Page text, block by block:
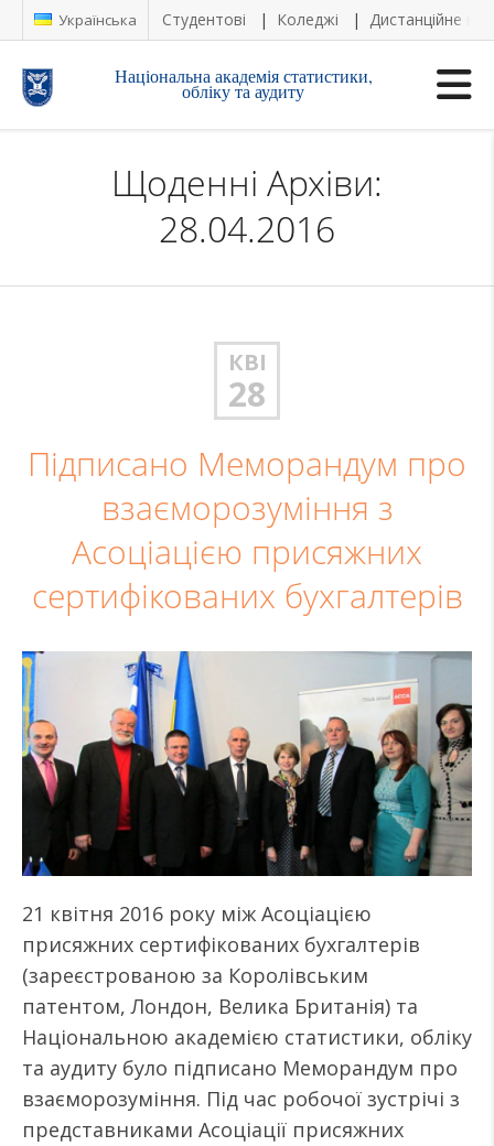
Українська Студентові Коледжі Дистанційне
Національна академія статистики,
обліку та аудиту
Щоденні Архіви:
28.04.2016
КВІ
28
Підписано Меморандум про
взаєморозуміння з
Асоціацією присяжних
сертифікованих бухгалтерів
21 квітня 2016 року між Асоціацією
присяжних сертифікованих бухгалтерів
(зареєстрованою за Королівським
патентом, Лондон, Велика Британія) та
Національною академією статистики, обліку
та аудиту було підписано Меморандум про
взаєморозуміння. Під час робочої зустрічі з
представниками Асоціації присяжних